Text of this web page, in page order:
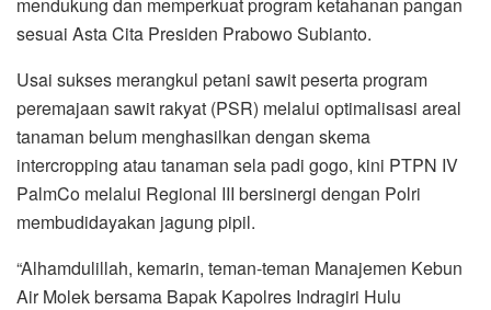
sesuai Asta Cita Presiden Prabowo Subianto.
Usai sukses merangkul petani sawit peserta program
peremajaan sawit rakyat (PSR) melalui optimalisasi areal
tanaman belum menghasilkan dengan skema
intercropping atau tanaman sela padi gogo, kini PTPN IV
PalmCo melalui Regional III bersinergi dengan Polri
membudidayakan jagung pipil.
“Alhamdulillah, kemarin, teman-teman Manajemen Kebun
Air Molek bersama Bapak Kapolres Indragiri Hulu